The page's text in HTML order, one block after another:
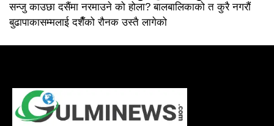
सन्जु काउछा दसैंमा नरमाउने को होला? बालबालिकाको त कुरै नगरौं
बुढापाकासम्मलाई दशैँको रौनक उस्तै लागेको